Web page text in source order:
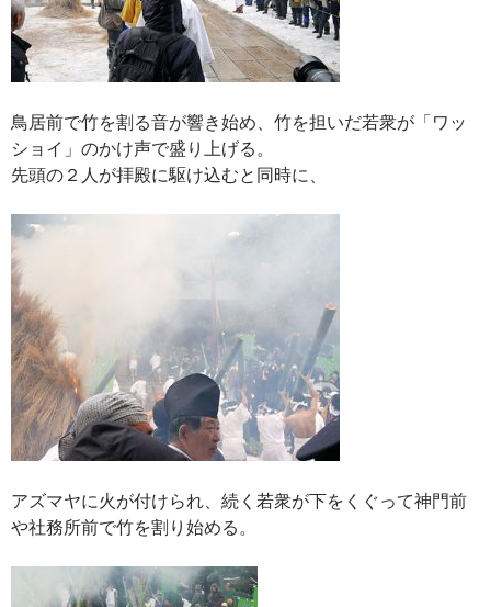
鳥居前で竹を割る音が響き始め、竹を担いだ若衆が「ワッ
ショイ」のかけ声で盛り上げる。
先頭の２人が拝殿に駆け込むと同時に、
アズマヤに火が付けられ、続く若衆が下をくぐって神門前
や社務所前で竹を割り始める。